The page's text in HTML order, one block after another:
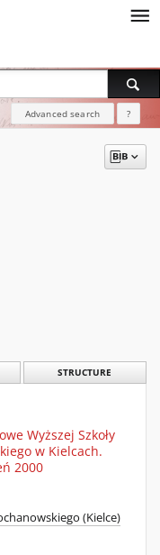
Advanced search ?
STRUCTURE
Wyższej Szkoły
w Kielcach.
2000
(Kielce)